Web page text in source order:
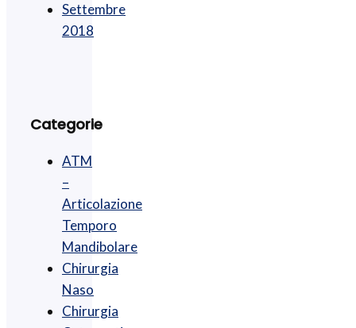
Settembre
2018
Categorie
ATM
–
Articolazione
Temporo
Mandibolare
Chirurgia
Naso
Chirurgia